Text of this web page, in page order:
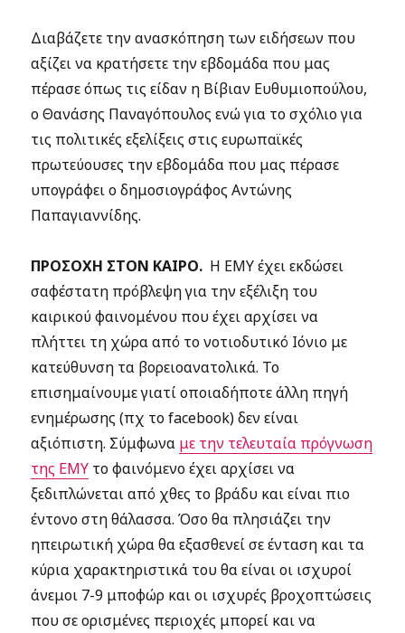
Διαβάζετε την ανασκόπηση των ειδήσεων που
αξίζει να κρατήσετε την εβδομάδα που μας
πέρασε όπως τις είδαν η Βίβιαν Ευθυμιοπούλου,
ο Θανάσης Παναγόπουλος ενώ για το σχόλιο για
τις πολιτικές εξελίξεις στις ευρωπαϊκές
πρωτεύουσες την εβδομάδα που μας πέρασε
υπογράφει ο δημοσιογράφος Αντώνης
Παπαγιαννίδης.
ΠΡΟΣΟΧΗ ΣΤΟΝ ΚΑΙΡΟ. Η ΕΜΥ έχει εκδώσει
σαφέστατη πρόβλεψη για την εξέλιξη του
καιρικού φαινομένου που έχει αρχίσει να
πλήττει τη χώρα από το νοτιοδυτικό Ιόνιο με
κατεύθυνση τα βορειοανατολικά. Το
επισημαίνουμε γιατί οποιαδήποτε άλλη πηγή
ενημέρωσης (πχ το facebook) δεν είναι
αξιόπιστη. Σύμφωνα με την τελευταία πρόγνωση
της ΕΜΥ το φαινόμενο έχει αρχίσει να
ξεδιπλώνεται από χθες το βράδυ και είναι πιο
έντονο στη θάλασσα. Όσο θα πλησιάζει την
ηπειρωτική χώρα θα εξασθενεί σε ένταση και τα
κύρια χαρακτηριστικά του θα είναι οι ισχυροί
άνεμοι 7-9 μποφώρ και οι ισχυρές βροχοπτώσεις
που σε ορισμένες περιοχές μπορεί και να